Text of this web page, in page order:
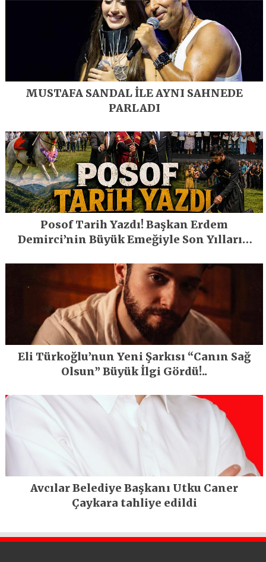
MUSTAFA SANDAL İLE AYNI SAHNEDE
PARLADI
Posof Tarih Yazdı! Başkan Erdem
Demirci’nin Büyük Emeğiyle Son Yılların
Eli Türkoğlu’nun Yeni Şarkısı “Canın Sağ
Olsun” Büyük İlgi Gördü!..
Avcılar Belediye Başkanı Utku Caner
Çaykara tahliye edildi